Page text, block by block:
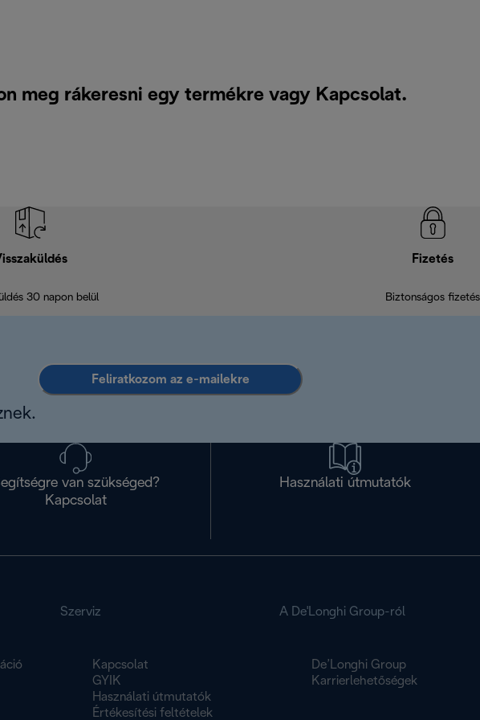
meg rákeresni egy termékre vagy Kapcsolat.
30 napon belül
Fizetés
Biztonságos fizetés
Feliratkozom az e-mailekre
van szükséged?
Kapcsolat
Használati útmutatók
Szerviz
Kapcsolat
GYIK
Használati útmutatók
Értékesítési feltételek
A De'Longhi Group-ról
De’Longhi Group
Karrierlehetőségek